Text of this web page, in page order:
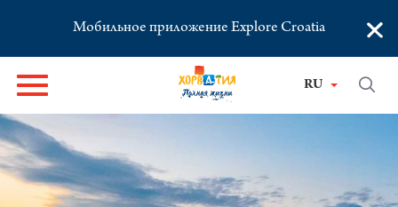
Мобильное приложение Explore Croatia ×
RU